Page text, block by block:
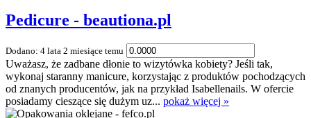
Pedicure - beautiona.pl
Dodano: 4 lata 2 miesiące temu
Uważasz, że zadbane dłonie to wizytówka kobiety? Jeśli tak,
wykonaj staranny manicure, korzystając z produktów pochodzących
od znanych producentów, jak na przykład Isabellenails. W ofercie
posiadamy cieszące się dużym uz... pokaż więcej »